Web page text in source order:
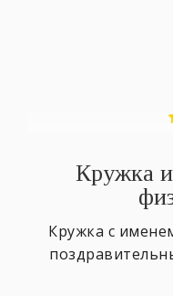
Кружка
Кружка с